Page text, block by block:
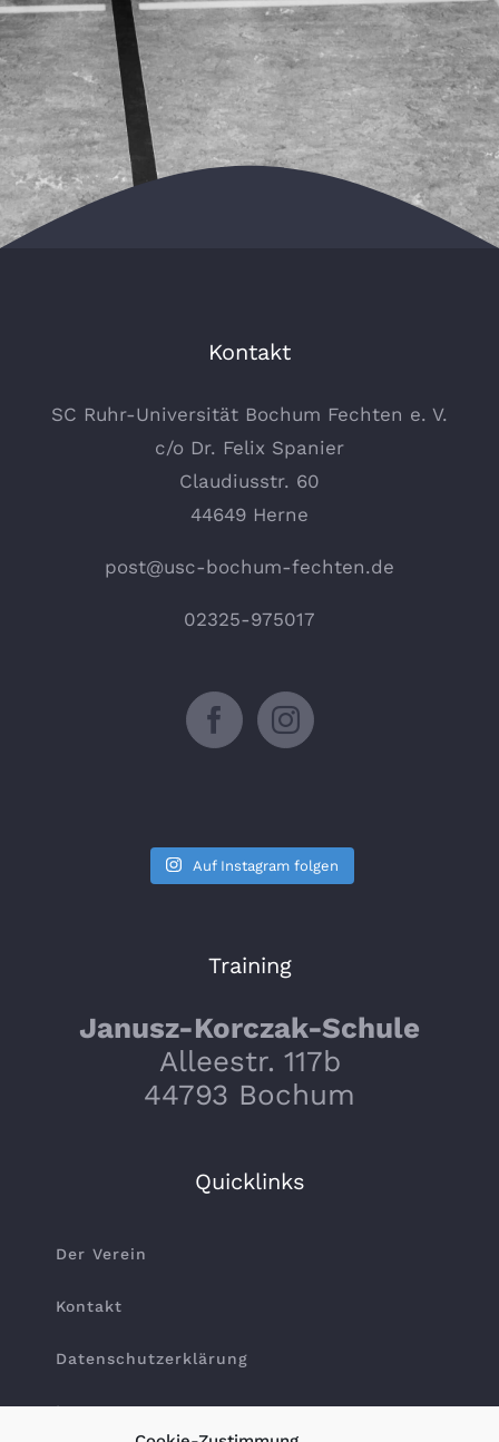
Kontakt
SC Ruhr-Universität Bochum Fechten e. V.
c/o Dr. Felix Spanier
Claudiusstr. 60
44649 Herne
post@usc-bochum-fechten.de
02325-975017
Auf Instagram folgen
Training
Janusz-Korczak-Schule
Alleestr. 117b
44793 Bochum
Quicklinks
Der Verein
Kontakt
Datenschutzerklärung
Impressum